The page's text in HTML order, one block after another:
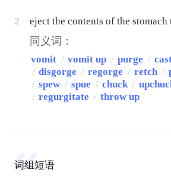
2 eject the contents of the
同义词：
vomit / vomit up / purge /
/ disgorge / regorge / retch /
/ spew / spue / chuck /
/ regurgitate / throw up
词组短语